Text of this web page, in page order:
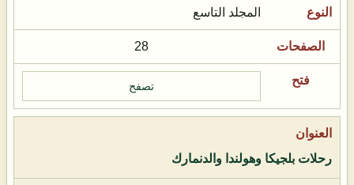
المجلد التاسع
28
تصفح
رحلات بلجيكا وهولندا والدنمارك